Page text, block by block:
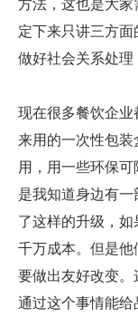
定下来只讲三方
做好社会关系处理
现在很多餐饮企业
来用的一次性包
用，用一些环保
是我知道身边有
了这样的升级，
千万成本。但是
要做出友好改变
通过这个事情能